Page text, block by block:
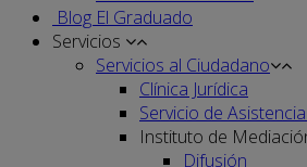
Blog El Graduado
Servicios
Servicios al Ciudadano
Clínica Jurídica
Servicio de
Instituto de
Difusión